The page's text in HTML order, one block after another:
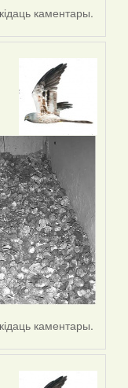
каментары.
каментары.